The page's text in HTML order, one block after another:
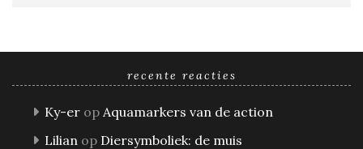
recente reacties
Ky-er op Aquamarkers van de action
Lilian op Diersymboliek: de muis